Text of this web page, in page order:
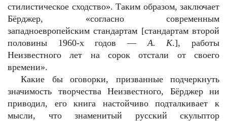
стилистическое сходство». Таким образом, заключает
Бёрджер, «согласно современным
западноевропейским стандартам [стандартам второй
половины 1960-х годов —А. К.], работы
Неизвестного лет на сорок отстали от своего
времени».
Какие бы оговорки, призванные подчеркнуть
значимость творчества Неизвестного, Бёрджер ни
приводил, его книга настойчиво подталкивает к
мысли, что знаменитый русский скульптор